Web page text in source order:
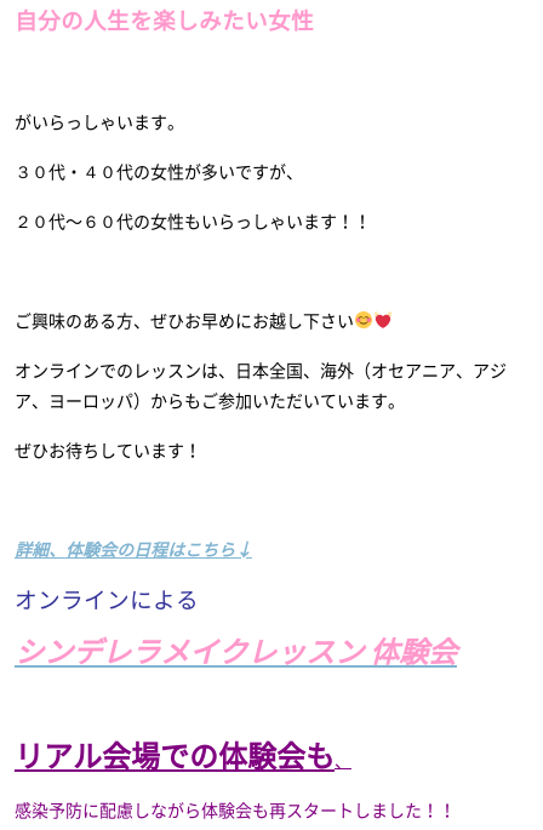
自分の人生を楽しみたい女性
がいらっしゃいます。
３０代・４０代の女性が多いですが、
２０代〜６０代の女性もいらっしゃいます！！
ご興味のある方、ぜひお早めにお越し下さい
オンラインでのレッスンは、日本全国、海外（オセアニア、アジ
ア、ヨーロッパ）からもご参加いただいています。
ぜひお待ちしています！
詳細、体験会の日程はこちら↓
オンラインによる
シンデレラメイクレッスン 体験会
リアル会場での体験会も、
感染予防に配慮しながら体験会も再スタートしました！！